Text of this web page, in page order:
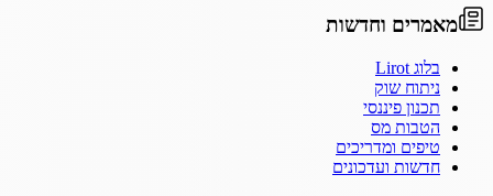
מאמרים וחדשות
בלוג Lirot
ניתוח שוק
תכנון פיננסי
הטבות מס
טיפים ומדריכים
חדשות ועדכונים